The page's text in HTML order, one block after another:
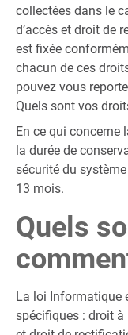
collectées dans le
d’accès et droit de
est fixée
chacun de ces
pouvez vous
Quels sont vos
En ce qui concerne
la durée de
sécurité du
13 mois.
Quels
La loi Informatique
spécifiques : droit à